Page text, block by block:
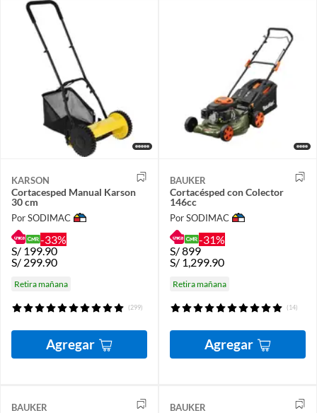
KARSON
Cortacesped Manual Karson
30 cm
Por SODIMAC
-33%
S/ 199.90
S/ 299.90
Retira mañana
(299)
Agregar
BAUKER
Cortacésped con Colector
146cc
Por SODIMAC
-31%
S/899
S/ 1,299.90
Retira mañana
(14)
Agregar
BAUKER BAUKER